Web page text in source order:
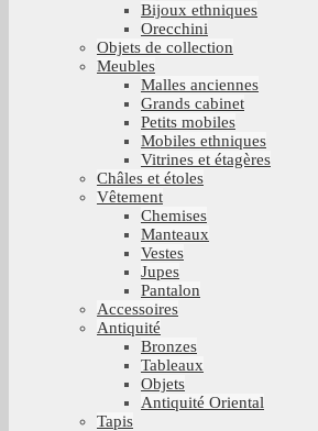
Bijoux ethniques
Orecchini
Objets de collection
Meubles
Malles anciennes
Grands cabinet
Petits mobiles
Mobiles ethniques
Vitrines et étagères
Châles et étoles
Vêtement
Chemises
Manteaux
Vestes
Jupes
Pantalon
Accessoires
Antiquité
Bronzes
Tableaux
Objets
Antiquité Oriental
Tapis